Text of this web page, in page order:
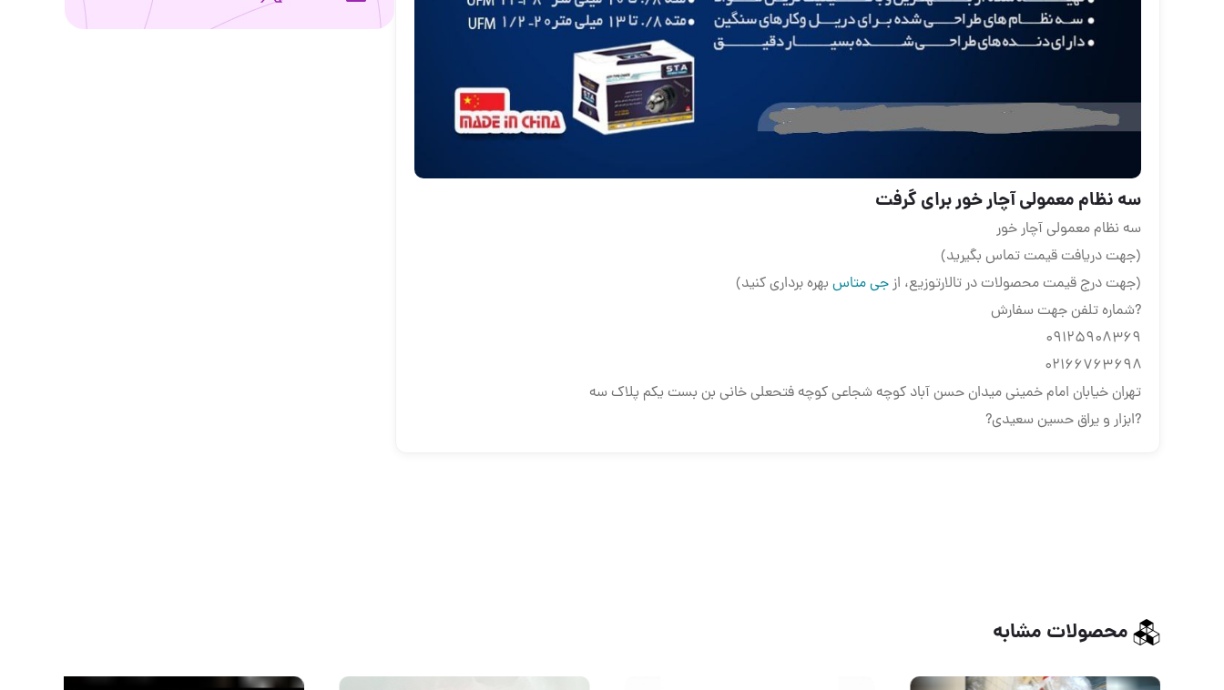
سه نظام معمولی آچار خور برای گرفت
سه نظام معمولی آچار خور
(جهت دریافت قیمت تماس بگیرید)
(جهت درج قیمت محصولات در تالارتوزیع، ازجی متاس بهره برداری کنید)
?شماره تلفن جهت سفارش
۰۹۱۲۵۹۰۸۳۶۹
۰۲۱۶۶۷۶۳۶۹۸
تهران خیابان امام خمینی میدان حسن آباد کوچه شجاعی کوچه فتحعلی خانی بن بست یکم پلاک سه
?ابزار و یراق حسین سعیدی?
محصولات مشابه